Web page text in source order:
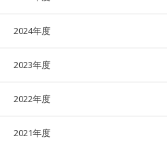
2024年度
2023年度
2022年度
2021年度